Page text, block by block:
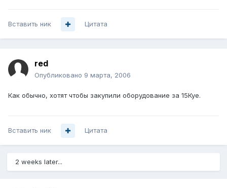
Вставить ник Цитата
red
Опубликовано 9 марта, 2006
Как обычно, хотят чтобы закупили оборудование за 15Куе.
Вставить ник Цитата
2 weeks later...